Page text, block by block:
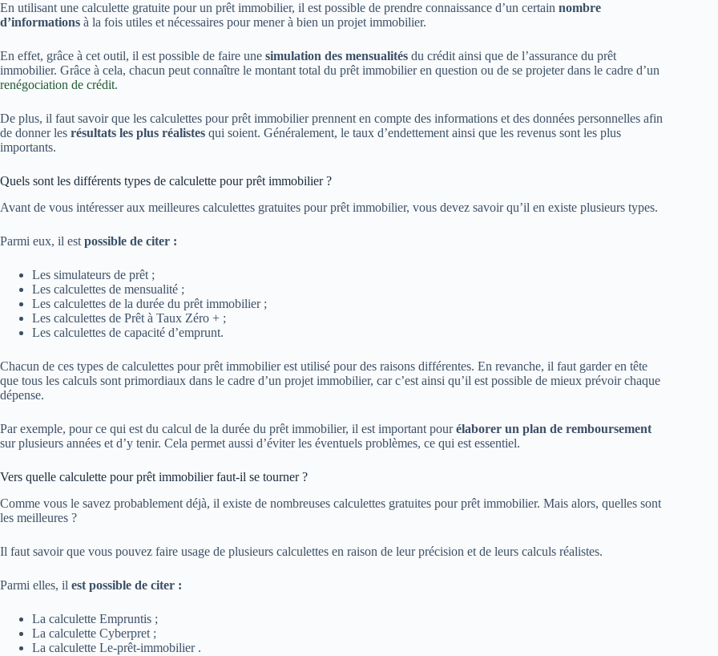
En utilisant une calculette gratuite pour un prêt immobilier, il est possible de prendre connaissance d’un certain nombre
d’informations à la fois utiles et nécessaires pour mener à bien un projet immobilier.
En effet, grâce à cet outil, il est possible de faire une simulation des mensualités du crédit ainsi que de l’assurance du prêt
immobilier. Grâce à cela, chacun peut connaître le montant total du prêt immobilier en question ou de se projeter dans le cadre d’un
renégociation de crédit.
De plus, il faut savoir que les calculettes pour prêt immobilier prennent en compte des informations et des données personnelles afin
de donner les résultats les plus réalistes qui soient. Généralement, le taux d’endettement ainsi que les revenus sont les plus
importants.
Quels sont les différents types de calculette pour prêt immobilier ?
Avant de vous intéresser aux meilleures calculettes gratuites pour prêt immobilier, vous devez savoir qu’il en existe plusieurs types.
Parmi eux, il est possible de citer :
Les simulateurs de prêt ;
Les calculettes de mensualité ;
Les calculettes de la durée du prêt immobilier ;
Les calculettes de Prêt à Taux Zéro + ;
Les calculettes de capacité d’emprunt.
Chacun de ces types de calculettes pour prêt immobilier est utilisé pour des raisons différentes. En revanche, il faut garder en tête
que tous les calculs sont primordiaux dans le cadre d’un projet immobilier, car c’est ainsi qu’il est possible de mieux prévoir chaque
dépense.
Par exemple, pour ce qui est du calcul de la durée du prêt immobilier, il est important pourélaborer un plan de remboursement
sur plusieurs années et d’y tenir. Cela permet aussi d’éviter les éventuels problèmes, ce qui est essentiel.
Vers quelle calculette pour prêt immobilier faut-il se tourner ?
Comme vous le savez probablement déjà, il existe de nombreuses calculettes gratuites pour prêt immobilier. Mais alors, quelles sont
les meilleures ?
Il faut savoir que vous pouvez faire usage de plusieurs calculettes en raison de leur précision et de leurs calculs réalistes.
Parmi elles, il est possible de citer :
La calculette Empruntis ;
La calculette Cyberpret ;
La calculette Le-prêt-immobilier .